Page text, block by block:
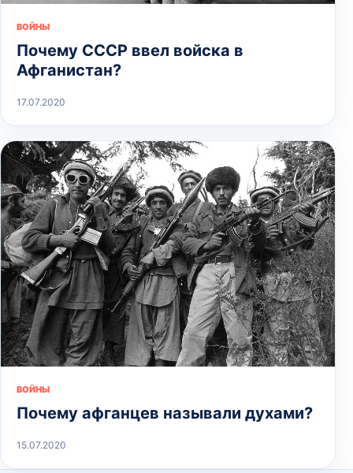
ВОЙНЫ
Почему СССР ввел войска в
Афганистан?
17.07.2020
ВОЙНЫ
Почему афганцев называли духами?
15.07.2020